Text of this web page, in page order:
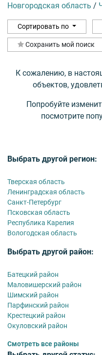
Новгородская область /
Сортировать по
Сохранить мой поиск
К сожалению, в
объектов,
Попробуйте
посмотрите
Выбрать другой регион:
Тверская область
Ленинградская область
Санкт-Петербург
Псковская область
Республика Карелия
Вологодская область
Выбрать другой район:
Батецкий район
Маловишерский район
Шимский район
Парфинский район
Крестецкий район
Окуловский район
Смотреть все районы